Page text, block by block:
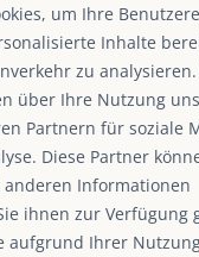
wird künftig eine
für alle
Schäden nicht
Fee–
aber für
hohen
durch vom
um Ihre
Inhalte
zu
über Ihre Nutzung
Partnern für soziale
Diese Partner
Informationen
ihnen zur Verfügung
aufgrund Ihrer